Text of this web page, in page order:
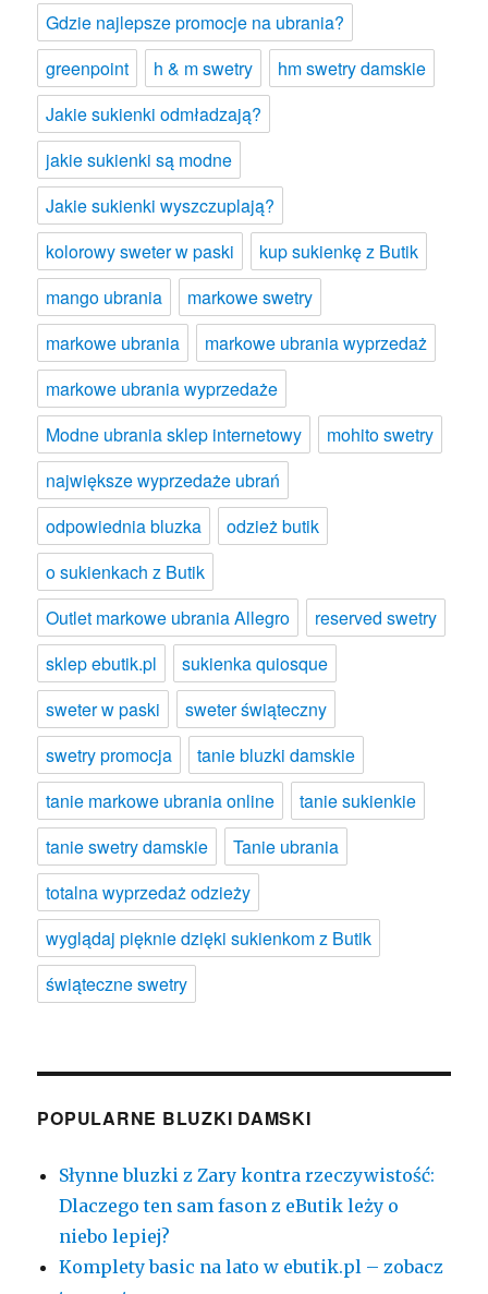
Gdzie najlepsze promocje na ubrania?
greenpoint
h & m swetry
hm swetry damskie
Jakie sukienki odmładzają?
jakie sukienki są modne
Jakie sukienki wyszczuplają?
kolorowy sweter w paski
kup sukienkę z Butik
mango ubrania
markowe swetry
markowe ubrania
markowe ubrania wyprzedaż
markowe ubrania wyprzedaże
Modne ubrania sklep internetowy
mohito swetry
największe wyprzedaże ubrań
odpowiednia bluzka
odzież butik
o sukienkach z Butik
Outlet markowe ubrania Allegro
reserved swetry
sklep ebutik.pl
sukienka quiosque
sweter w paski
sweter świąteczny
swetry promocja
tanie bluzki damskie
tanie markowe ubrania online
tanie sukienkie
tanie swetry damskie
Tanie ubrania
totalna wyprzedaż odzieży
wyglądaj pięknie dzięki sukienkom z Butik
świąteczne swetry
POPULARNE BLUZKI DAMSKI
Słynne bluzki z Zary kontra rzeczywistość:
Dlaczego ten sam fason z eButik leży o
niebo lepiej?
Komplety basic na lato w ebutik.pl – zobacz